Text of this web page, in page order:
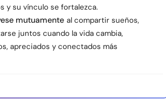
y su vínculo se fortalezca.
mutuamente al compartir sueños,
juntos cuando la vida cambia,
apreciados y conectados más